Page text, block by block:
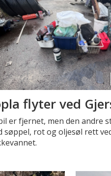
flyter ved
er fjernet, men den andre
søppel, rot og oljesøl rett